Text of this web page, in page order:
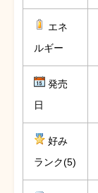
エネ
ルギー
発売
日
好み
ランク(5)